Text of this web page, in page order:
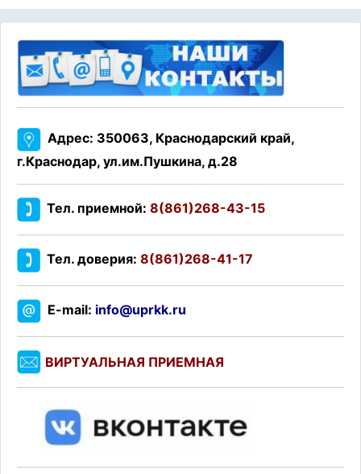
Адрес: 350063, Краснодарский край,
г.Краснодар, ул.им.Пушкина, д.28
Тел. приемной: 8(861)268-43-15
Тел. доверия: 8(861)268-41-17
E-mail: info@uprkk.ru
ВИРТУАЛЬНАЯ ПРИЕМНАЯ